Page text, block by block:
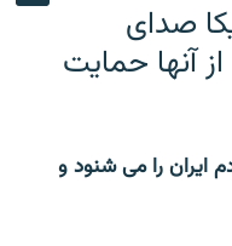
صدای
آنها حمایت
ایران را می شنود و